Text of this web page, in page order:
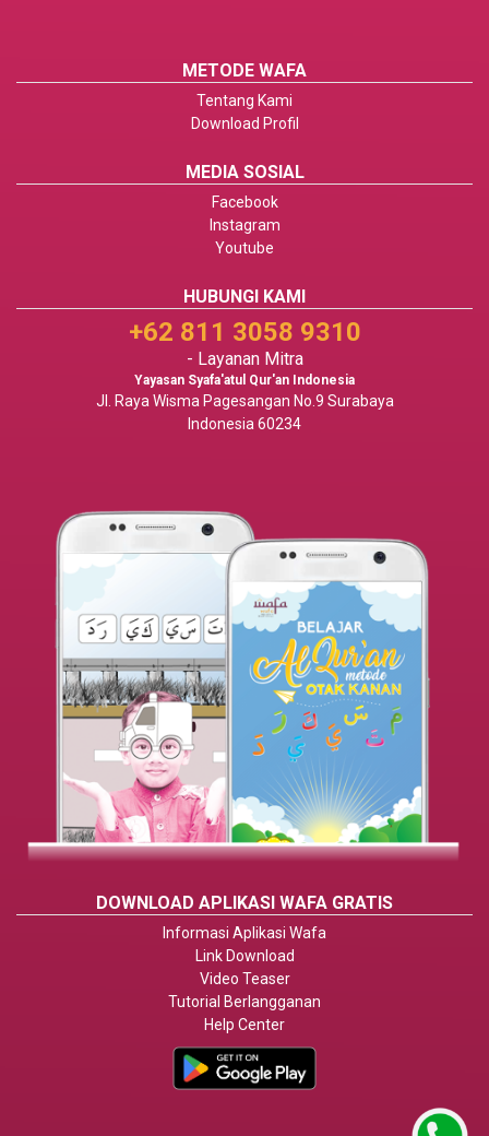
METODE WAFA
Tentang Kami
Download Profil
MEDIA SOSIAL
Facebook
Instagram
Youtube
HUBUNGI KAMI
+62 811 3058 9310
- Layanan Mitra
Yayasan Syafa'atul Qur'an Indonesia
Jl. Raya Wisma Pagesangan No.9 Surabaya
Indonesia 60234
DOWNLOAD APLIKASI WAFA GRATIS
Informasi Aplikasi Wafa
Link Download
Video Teaser
Tutorial Berlangganan
Help Center